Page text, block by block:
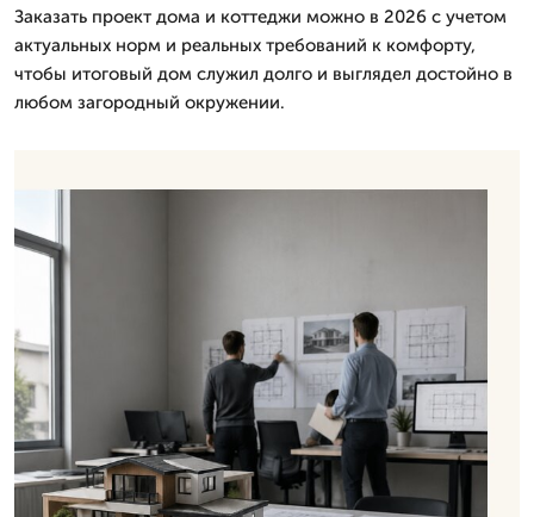
Заказать проект дома и коттеджи можно в 2026 с учетом
актуальных норм и реальных требований к комфорту,
чтобы итоговый дом служил долго и выглядел достойно в
любом загородный окружении.